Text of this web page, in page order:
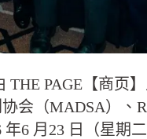
PAGE【商页
（MADSA）、
年6 月23 日（星